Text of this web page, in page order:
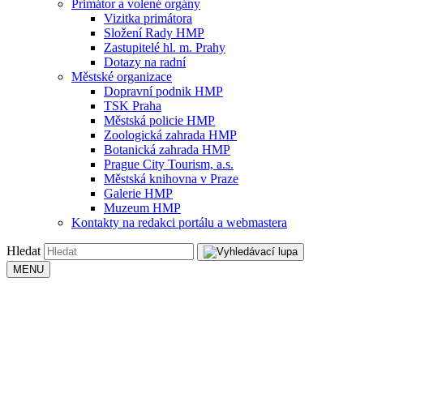
Primátor a volené orgány
Vizitka primátora
Složení Rady HMP
Zastupitelé hl. m. Prahy
Dotazy na radní
Městské organizace
Dopravní podnik HMP
TSK Praha
Městská policie HMP
Zoologická zahrada HMP
Botanická zahrada HMP
Prague City Tourism, a.s.
Městská knihovna v Praze
Galerie HMP
Muzeum HMP
Kontakty na redakci portálu a webmastera
Hledat
MENU